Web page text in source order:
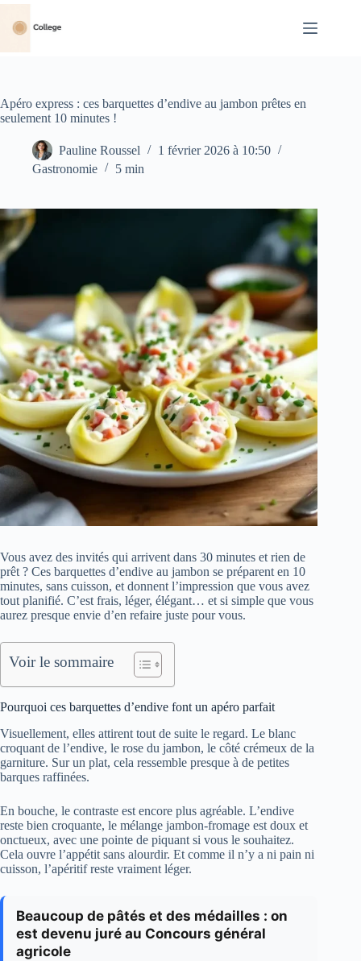
Passer
contenu
Apéro express : ces barquettes d’endive au jambon prêtes en
seulement 10 minutes !
Pauline Roussel
1 février 2026 à 10:50
Gastronomie
5 min
Vous avez des invités qui arrivent dans 30 minutes et rien de
prêt ? Ces barquettes d’endive au jambon se préparent en 10
minutes, sans cuisson, et donnent l’impression que vous avez
tout planifié. C’est frais, léger, élégant… et si simple que vous
aurez presque envie d’en refaire juste pour vous.
Voir le sommaire
Pourquoi ces barquettes d’endive font un apéro parfait
Visuellement, elles attirent tout de suite le regard. Le blanc
croquant de l’endive, le rose du jambon, le côté crémeux de la
garniture. Sur un plat, cela ressemble presque à de petites
barques raffinées.
En bouche, le contraste est encore plus agréable. L’endive
reste bien croquante, le mélange jambon-fromage est doux et
onctueux, avec une pointe de piquant si vous le souhaitez.
Cela ouvre l’appétit sans alourdir. Et comme il n’y a ni pain ni
cuisson, l’apéritif reste vraiment léger.
Beaucoup de pâtés et des médailles : on
est devenu juré au Concours général
agricole